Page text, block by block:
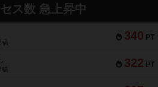
ス数 急上昇中
340 PT
322 PT